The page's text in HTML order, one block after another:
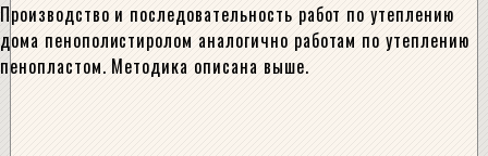
Производство и последовательность работ по утеплению
дома пенополистиролом аналогично работам по утеплению
пенопластом. Методика описана выше.